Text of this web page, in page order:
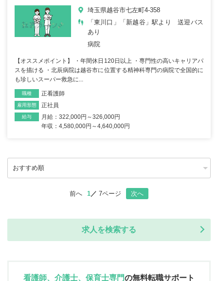
埼玉県越谷市七左町4-358
「東川口」「新越谷」駅より 送迎バス
あり
病院
【オススメポイント】 ・年間休日120日以上 ・専門性の高いキャリアパ
スを描ける ・北辰病院は越谷市に位置する精神科専門の病院で全国的に
も珍しいスーパー救急に...
職種 正看護師
雇用形態 正社員
給与
月給：322,000円～326,000円
年収：4,580,000円～4,640,000円
前へ 1 7ページ 次へ
求人を検索する
看護師、介護士、保育士専門の無料転職サポート